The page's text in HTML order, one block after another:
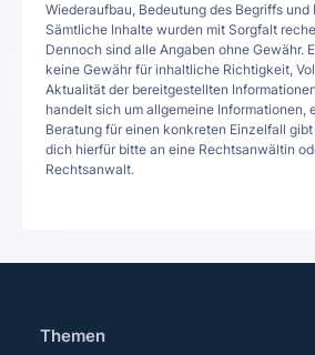
Wiederaufbau, Bedeutung des Begriffs und
Sämtliche Inhalte wurden mit Sorgfalt
Dennoch sind alle Angaben ohne Gewähr.
keine Gewähr für inhaltliche Richtigkeit,
Aktualität der bereitgestellten
handelt sich um allgemeine Informationen,
Beratung für einen konkreten Einzelfall
dich hierfür bitte an eine Rechtsanwältin
Rechtsanwalt.
Themen